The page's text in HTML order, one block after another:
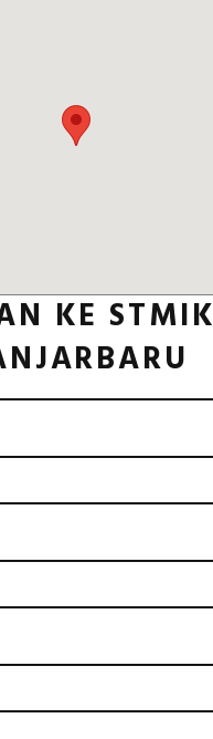
KE STMIK